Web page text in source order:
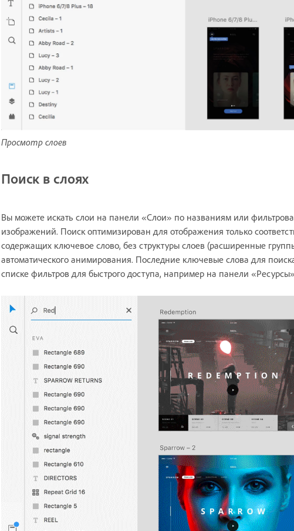
Просмотр слоев
Поиск в слоях
Вы можете искать слои на панели «Слои» по названиям или
изображений. Поиск оптимизирован для отображения только
содержащих ключевое слово, без структуры слоев (расширенные
автоматического анимирования. Последние ключевые слова для
списке фильтров для быстрого доступа, например на панели